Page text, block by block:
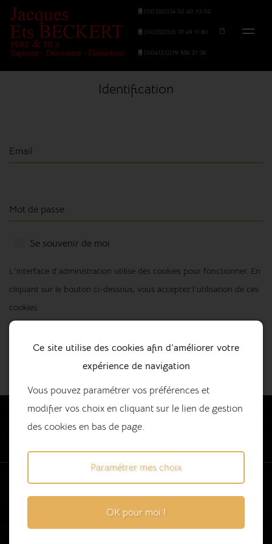
(0033)(0)4 50 40 73 02
(0033)(0)6 37 49 11 80
(0041)(0)79 836 27 38
Identification
Email
Mot de passe
Se souvenir de moi
L'interface d'administration utilise des cookies pour fonctionner. En
cliquant sur le bouton ci-dessous, vous acceptez l'utilisation de ces
cookies.
Prestations
Accueil
Tapissier décorateur
Ce site utilise des cookies afin d’améliorer votre
expérience de navigation
Vous pouvez paramétrer vos préférences et
modifier vos choix en cliquant sur le lien de gestion
des cookies en bas de page.
Paramétrer mes choix
OK pour moi !